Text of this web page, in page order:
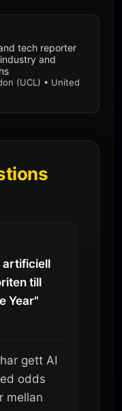
tech reporter
and
(UCL) • United
artificiell
till
Year"
gett AI
odds
mellan